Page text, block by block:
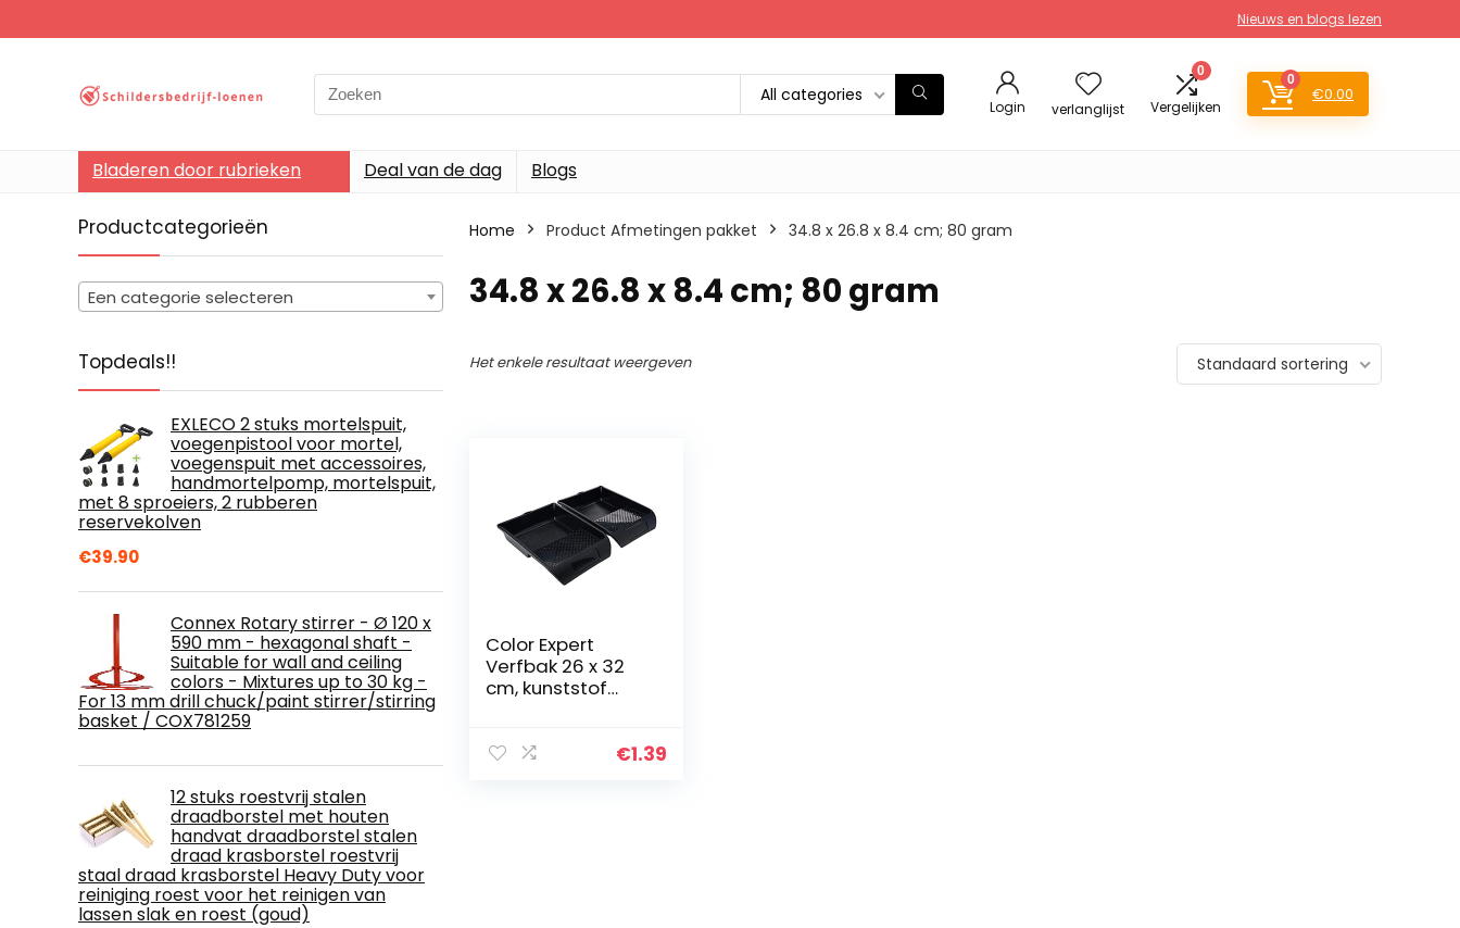
Nieuws en blogs lezen
Search
for:
All categories
Login verlanglijst
0
Vergelijken
0
€0.00
Bladeren door rubrieken Deal van de dag Blogs
Productcategorieën
Een categorie selecteren
Topdeals!!
EXLECO 2 stuks mortelspuit,
voegenpistool voor mortel,
voegenspuit met accessoires,
handmortelpomp, mortelspuit,
met 8 sproeiers, 2 rubberen
reservekolven
€39.90
Connex Rotary stirrer - Ø 120 x
590 mm - hexagonal shaft -
Suitable for wall and ceiling
colors - Mixtures up to 30 kg -
For 13 mm drill chuck/paint stirrer/stirring
basket / COX781259
12 stuks roestvrij stalen
draadborstel met houten
handvat draadborstel stalen
draad krasborstel roestvrij
staal draad krasborstel Heavy Duty voor
reiniging roest voor het reinigen van
lassen slak en roest (goud)
Home Product Afmetingen pakket ‎34.8 x 26.8 x 8.4 cm; 80 gram
‎34.8 x 26.8 x 8.4 cm; 80 gram
Het enkele resultaat weergeven Standaard sortering
Color Expert
Verfbak 26 x 32
cm, kunststof
€1.39